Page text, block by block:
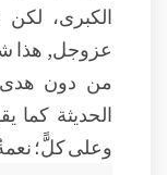
الكبرى،
عزوجل, هذا
من دون هدى
الحديثة كما
وعلى كلًّ؛